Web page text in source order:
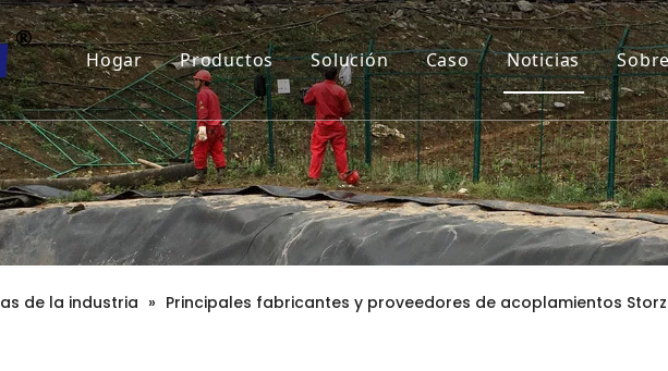
Hogar Productos Solución Caso Noticias
de la industria » Principales fabricantes y proveedores de acoplamientos Storz